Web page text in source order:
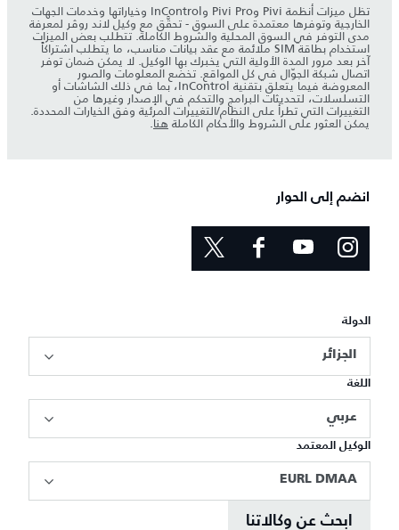
تظل ميزات أنظمة Pivi وPivi Pro وInControl وخياراتها وخدمات الجهات
الخارجية وتوفرها معتمدة على السوق - تحقَّق مع وكيل لاند روڤر لمعرفة
مدى التوفر في السوق المحلية والشروط الكاملة. تتطلب بعض الميزات
استخدام بطاقة SIM ملائمة مع عقد بيانات مناسب، ما يتطلب اشتراكاً
آخر بعد مرور المدة الأولية التي يخبرك بها الوكيل. لا يمكن ضمان توفر
اتصال شبكة الجوّال في كل المواقع. تخضع المعلومات والصور
المعروضة فيما يتعلق بتقنية InControl، بما في ذلك الشاشات أو
التسلسلات، لتحديثات البرامج والتحكم في الإصدار وغيرها من
التغييرات التي تطرأ على النظام/التغييرات المرئية وفق الخيارات المحددة.
يمكن العثور على الشروط والأحكام الكاملة هنا.
انضم إلى الحوار
الدولة
الجزائر
اللغة
عربي
الوكيل المعتمد
EURL DMAA
ابحث عن وكالاتنا